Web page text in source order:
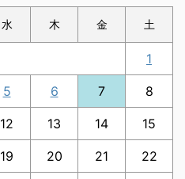
水 木 金 土
1
5 6 7 8
12 13 14 15
19 20 21 22